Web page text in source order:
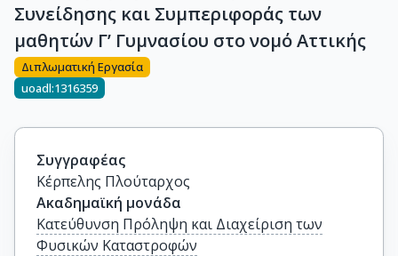
Συνείδησης και Συμπεριφοράς των
μαθητών Γ’ Γυμνασίου στο νομό Αττικής
Διπλωματική Εργασία
uoadl:1316359
Συγγραφέας
Κέρπελης Πλούταρχος
Ακαδημαϊκή μονάδα
Κατεύθυνση Πρόληψη και Διαχείριση των
Φυσικών Καταστροφών